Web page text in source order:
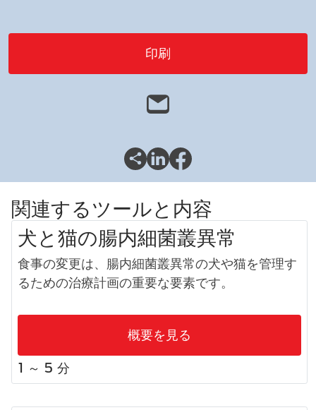
印刷
関連するツールと内容
犬と猫の腸内細菌叢異常
食事の変更は、腸内細菌叢異常の犬や猫を管理す
るための治療計画の重要な要素です。
概要を見る
1 ～ 5 分